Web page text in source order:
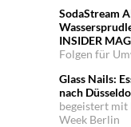
SodaStream
INSIDER
Folgen für
Glass Nails:
nach
begeistert mit
Week Berlin